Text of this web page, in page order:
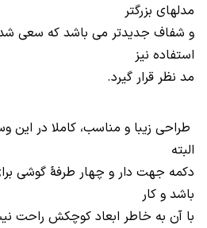
مدلهای بزرگتر
و شفاف جدیدتر می باشد که سعی
استفاده نیز
مد نظر قرار گیرد.
طراحی زیبا و مناسب، کاملا در این
البته
دکمه جهت دار و چهار طرفۀ گوشی
باشد و کار
با آن به خاطر ابعاد کوچکش راحت